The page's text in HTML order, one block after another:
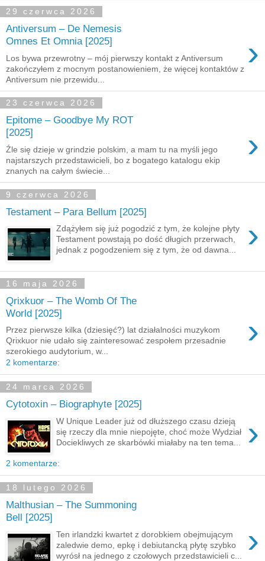
29 czerwca 2026
Antiversum – De Nemesis
Omnes Et Omnia [2025]
›
Los bywa przewrotny – mój pierwszy kontakt z Antiversum
zakończyłem z mocnym postanowieniem, że więcej kontaktów z
Antiversum nie przewidu...
23 czerwca 2026
Epitome – Goodbye My ROT
[2025]
›
Źle się dzieje w grindzie polskim, a mam tu na myśli jego
najstarszych przedstawicieli, bo z bogatego katalogu ekip
znanych na całym świecie...
9 czerwca 2026
Testament – Para Bellum [2025]
›
Zdążyłem się już pogodzić z tym, że kolejne płyty
Testament powstają po dość długich przerwach,
jednak z pogodzeniem się z tym, że od dawna...
16 maja 2026
Qrixkuor – The Womb Of The
World [2025]
›
Przez pierwsze kilka (dziesięć?) lat działalności muzykom
Qrixkuor nie udało się zainteresować zespołem przesadnie
szerokiego audytorium, w...
2 komentarze:
24 marca 2026
Cytotoxin – Biographyte [2025]
›
W Unique Leader już od dłuższego czasu dzieją
się rzeczy dla mnie niepojęte, choć może Wydział
Dociekliwych ze skarbówki miałaby na ten tema...
2 komentarze:
18 lutego 2026
Malthusian – The Summoning
Bell [2025]
›
Ten irlandzki kwartet z dorobkiem obejmującym
zaledwie demo, epkę i debiutancką płytę szybko
wyrósł na jednego z czołowych przedstawicieli c...